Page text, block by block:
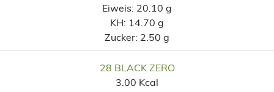
Eiweis: 20.10 g
KH: 14.70 g
Zucker: 2.50 g
28 BLACK ZERO
3.00 Kcal